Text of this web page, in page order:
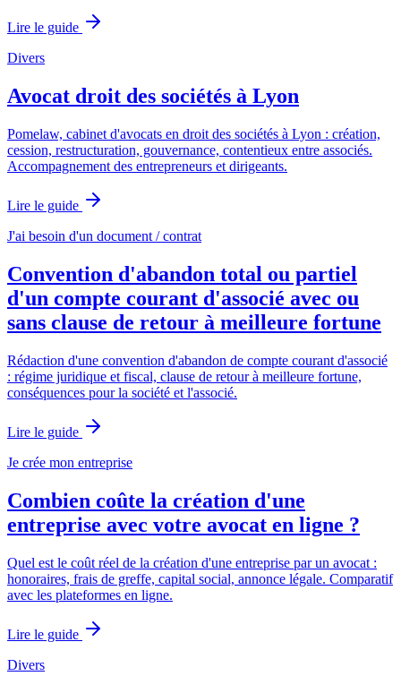
Lire le guide
Divers
Avocat droit des sociétés à Lyon
Pomelaw, cabinet d'avocats en droit des sociétés à Lyon : création,
cession, restructuration, gouvernance, contentieux entre associés.
Accompagnement des entrepreneurs et dirigeants.
Lire le guide
J'ai besoin d'un document / contrat
Convention d'abandon total ou partiel
d'un compte courant d'associé avec ou
sans clause de retour à meilleure fortune
Rédaction d'une convention d'abandon de compte courant d'associé
: régime juridique et fiscal, clause de retour à meilleure fortune,
conséquences pour la société et l'associé.
Lire le guide
Je crée mon entreprise
Combien coûte la création d'une
entreprise avec votre avocat en ligne ?
Quel est le coût réel de la création d'une entreprise par un avocat :
honoraires, frais de greffe, capital social, annonce légale. Comparatif
avec les plateformes en ligne.
Lire le guide
Divers